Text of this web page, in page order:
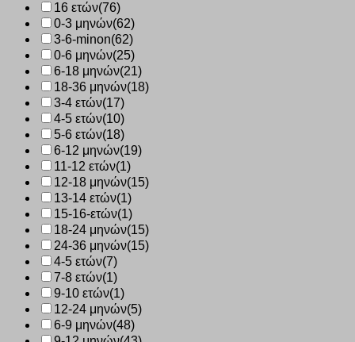
16 ετών(76)
0-3 μηνών(62)
3-6-minon(62)
0-6 μηνών(25)
6-18 μηνών(21)
18-36 μηνών(18)
3-4 ετών(17)
4-5 ετών(10)
5-6 ετών(18)
6-12 μηνών(19)
11-12 ετών(1)
12-18 μηνών(15)
13-14 ετών(1)
15-16-ετών(1)
18-24 μηνών(15)
24-36 μηνών(15)
4-5 ετών(7)
7-8 ετών(1)
9-10 ετών(1)
12-24 μηνών(5)
6-9 μηνών(48)